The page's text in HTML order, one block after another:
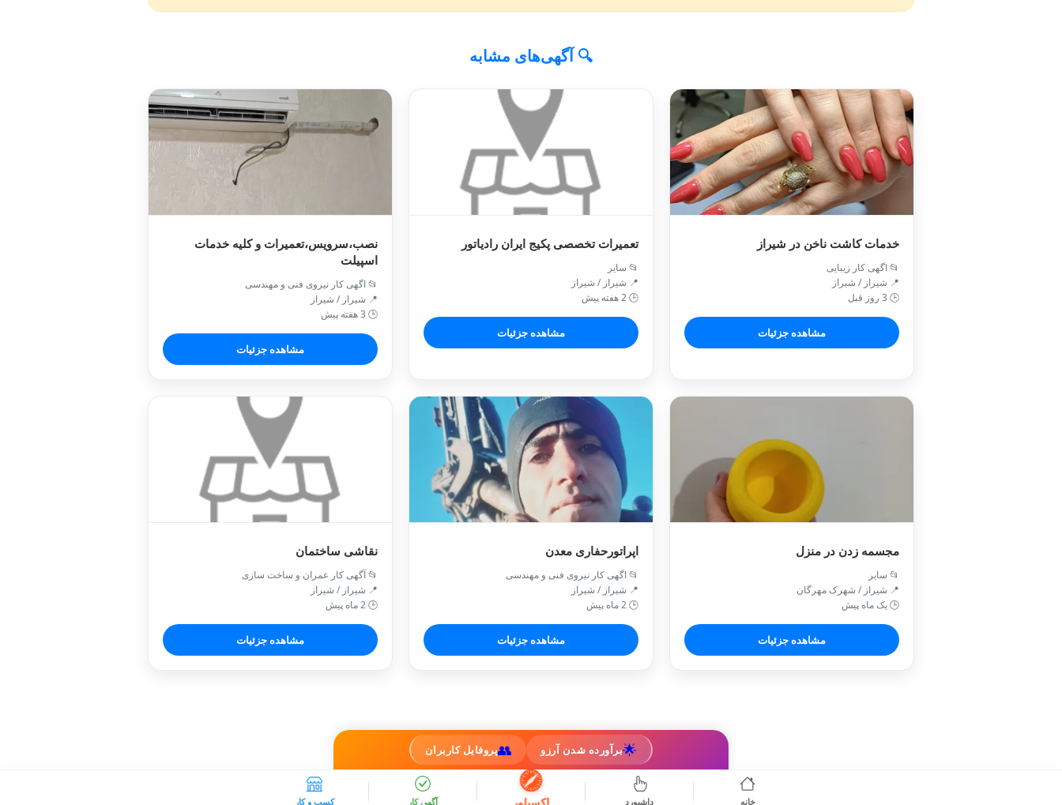
🌟برآورده شدن آرزو 👥پروفایل کاربران
خانه داشبورد اکسپلور آگهی کار کسب و کار
🔍 آگهی‌های مشابه
خدمات کاشت ناخن در شیراز
📂 اگهی کار زیبایی
📍 شیراز / شیراز
🕒 3 روز قبل
مشاهده جزئیات
تعمیرات تخصصی پکیج ایران رادیاتور
📂 سایر
📍 شیراز / شیراز
🕒 2 هفته پیش
مشاهده جزئیات
نصب،سرویس،تعمیرات و کلیه خدمات
اسپیلت
📂 اگهی کار نیروی فنی و مهندسی
📍 شیراز / شیراز
🕒 3 هفته پیش
مشاهده جزئیات
مجسمه زدن در منزل
📂 سایر
📍 شیراز / شهرک مهرگان
🕒 یک ماه پیش
مشاهده جزئیات
اپراتورحفاری معدن
📂 اگهی کار نیروی فنی و مهندسی
📍 شیراز / شیراز
🕒 2 ماه پیش
مشاهده جزئیات
نقاشی ساختمان
📂 آگهی کار عمران و ساخت سازی
📍 شیراز / شیراز
🕒 2 ماه پیش
مشاهده جزئیات